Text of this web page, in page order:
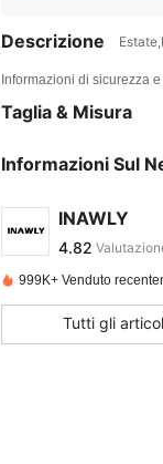
Descrizione
Informazioni di sicurezza e
Taglia & Misura
Informazioni Sul
INAWLY
4.82
4.82
c***9
999K+ Venduto
Tutti gli